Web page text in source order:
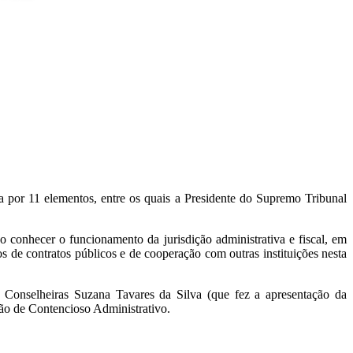
11 elementos, entre os quais a Presidente do Supremo Tribunal
o funcionamento da jurisdição administrativa e fiscal, em
contratos públicos e de cooperação com outras instituições nesta
Suzana Tavares da Silva (que fez a apresentação da
de Contencioso Administrativo.